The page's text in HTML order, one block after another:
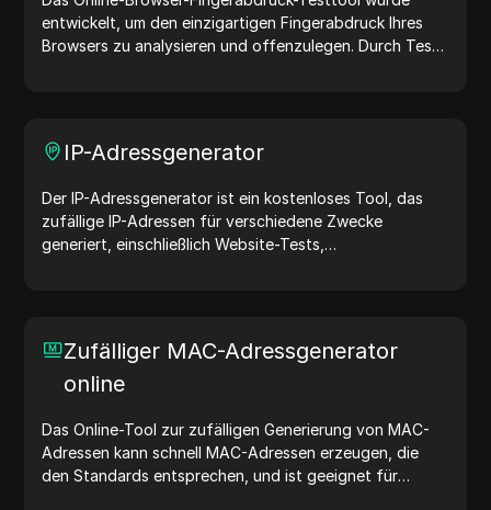
entwickelt, um den einzigartigen Fingerabdruck Ihres
Browsers zu analysieren und offenzulegen. Durch Tests
IP-Adressgenerator
Der IP-Adressgenerator ist ein kostenloses Tool, das
zufällige IP-Adressen für verschiedene Zwecke
generiert, einschließlich Website-Tests,
Geolokalisierung, Datenschutzprüfungen und mehr zu
generieren. Vereinfachen Sie Ihren Arbeitsablauf und
Sie jetzt IP-Adressen!
Zufälliger MAC-Adressgenerator
online
Das Online-Tool zur zufälligen Generierung von MAC-
Adressen kann schnell MAC-Adressen erzeugen, die
den Standards entsprechen, und ist geeignet für